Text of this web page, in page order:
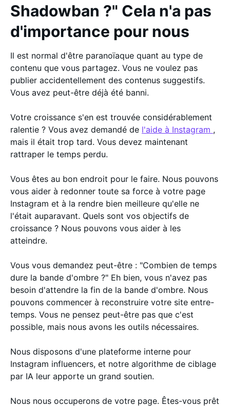
Shadowban ?" Cela n'a pas
d'importance pour nous
Il est normal d'être paranoïaque quant au type de
contenu que vous partagez. Vous ne voulez pas
publier accidentellement des contenus suggestifs.
Vous avez peut-être déjà été banni.
Votre croissance s'en est trouvée considérablement
ralentie ? Vous avez demandé de l'aide à Instagram ,
mais il était trop tard. Vous devez maintenant
rattraper le temps perdu.
Vous êtes au bon endroit pour le faire. Nous pouvons
vous aider à redonner toute sa force à votre page
Instagram et à la rendre bien meilleure qu'elle ne
l'était auparavant. Quels sont vos objectifs de
croissance ? Nous pouvons vous aider à les
atteindre.
Vous vous demandez peut-être : "Combien de temps
dure la bande d'ombre ?" Eh bien, vous n'avez pas
besoin d'attendre la fin de la bande d'ombre. Nous
pouvons commencer à reconstruire votre site entre-
temps. Vous ne pensez peut-être pas que c'est
possible, mais nous avons les outils nécessaires.
Nous disposons d'une plateforme interne pour
Instagram influencers, et notre algorithme de ciblage
par IA leur apporte un grand soutien.
Nous nous occuperons de votre page. Êtes-vous prêt